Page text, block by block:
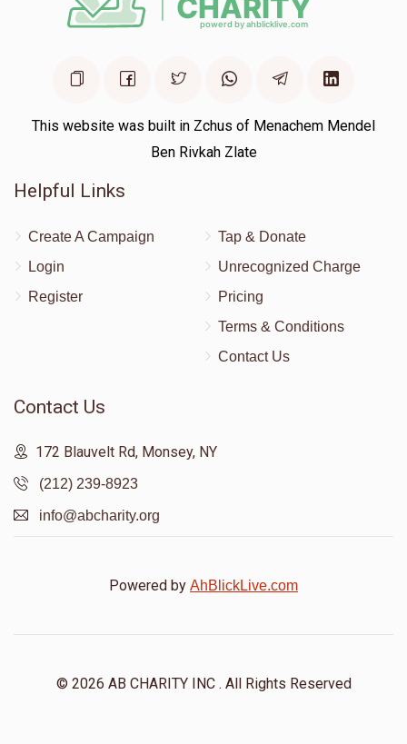
This website was built in Zchus of Menachem Mendel
Ben Rivkah Zlate
Helpful Links
Create A Campaign
Login
Register
Tap & Donate
Unrecognized Charge
Pricing
Terms & Conditions
Contact Us
Contact Us
172 Blauvelt Rd, Monsey, NY
(212) 239-8923
info@abcharity.org
Powered by AhBlickLive.com
© 2026 AB CHARITY INC . All Rights Reserved